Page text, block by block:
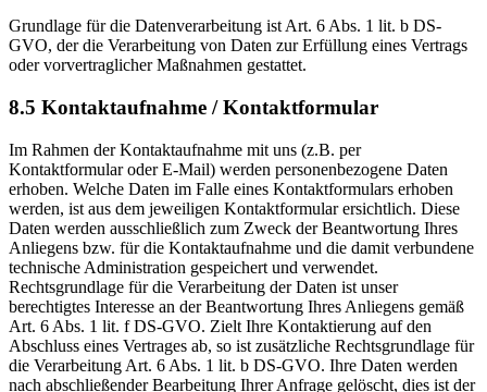
Grundlage für die Datenverarbeitung ist Art. 6 Abs. 1 lit. b DS-
GVO, der die Verarbeitung von Daten zur Erfüllung eines Vertrags
oder vorvertraglicher Maßnahmen gestattet.
8.5 Kontaktaufnahme / Kontaktformular
Im Rahmen der Kontaktaufnahme mit uns (z.B. per
Kontaktformular oder E-Mail) werden personenbezogene Daten
erhoben. Welche Daten im Falle eines Kontaktformulars erhoben
werden, ist aus dem jeweiligen Kontaktformular ersichtlich. Diese
Daten werden ausschließlich zum Zweck der Beantwortung Ihres
Anliegens bzw. für die Kontaktaufnahme und die damit verbundene
technische Administration gespeichert und verwendet.
Rechtsgrundlage für die Verarbeitung der Daten ist unser
berechtigtes Interesse an der Beantwortung Ihres Anliegens gemäß
Art. 6 Abs. 1 lit. f DS-GVO. Zielt Ihre Kontaktierung auf den
Abschluss eines Vertrages ab, so ist zusätzliche Rechtsgrundlage für
die Verarbeitung Art. 6 Abs. 1 lit. b DS-GVO. Ihre Daten werden
nach abschließender Bearbeitung Ihrer Anfrage gelöscht, dies ist der